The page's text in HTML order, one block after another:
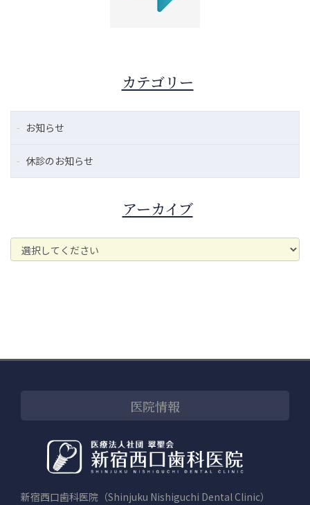
カテゴリー
お知らせ
休診のお知らせ
アーカイブ
医院情報
新宿西口歯科医院（Shinjuku Nishiguchi Dental Clinic）